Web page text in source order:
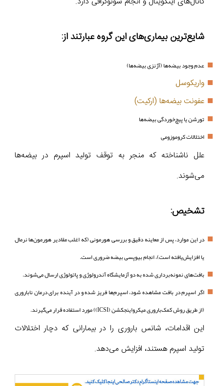
شایع‌ترین بیماری‌های این گروه عبارتند از:
عدم وجود بیضه‌ها (آژنزی بیضه‌ها)
واریکوسل
عفونت بیضه‌ها (ارکیت)
تورشن یا پیچ‌خوردگی بیضه‌ها
اختلالات کروموزومی
علل ناشناخته که منجر به توقف تولید اسپرم در بیضه‌ها
می‌شوند.
تشخیص:
در این موارد، پس از معاینه دقیق و بررسی هورمونی (که اغلب مقادیر هورمون‌ها نرمال
یا افزایش‌یافته است)، انجام بیوپسی بیضه ضروری است.
بافت‌های نمونه‌برداری شده به دو آزمایشگاه آندرولوژی و پاتولوژی ارسال می‌شوند.
اگر اسپرم در بافت مشاهده شود، اسپرم‌ها فریز شده و در آینده برای درمان ناباروری
(از طریق روش کمک‌باروری میکرواینجکشن (ICSI)) مورد استفاده قرار می‌گیرند.
این اقدامات، شانس باروری را در بیمارانی که دچار اختلالات
تولید اسپرم هستند، افزایش می‌دهد.